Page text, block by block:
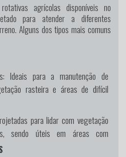
agrícolas disponíveis no
para atender a diferentes
Alguns dos tipos mais comuns
Ideais para a manutenção de
rasteira e áreas de difícil
para lidar com vegetação
sendo úteis em áreas com